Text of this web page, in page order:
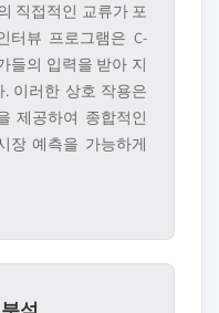
직접적인 교류가 포
터뷰 프로그램은 C-
들의 입력을 받아 지
이러한 상호 작용은
제공하여 종합적인
장 예측을 가능하게